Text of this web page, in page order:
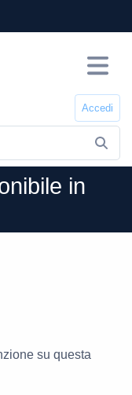
Accedi
in
su questa